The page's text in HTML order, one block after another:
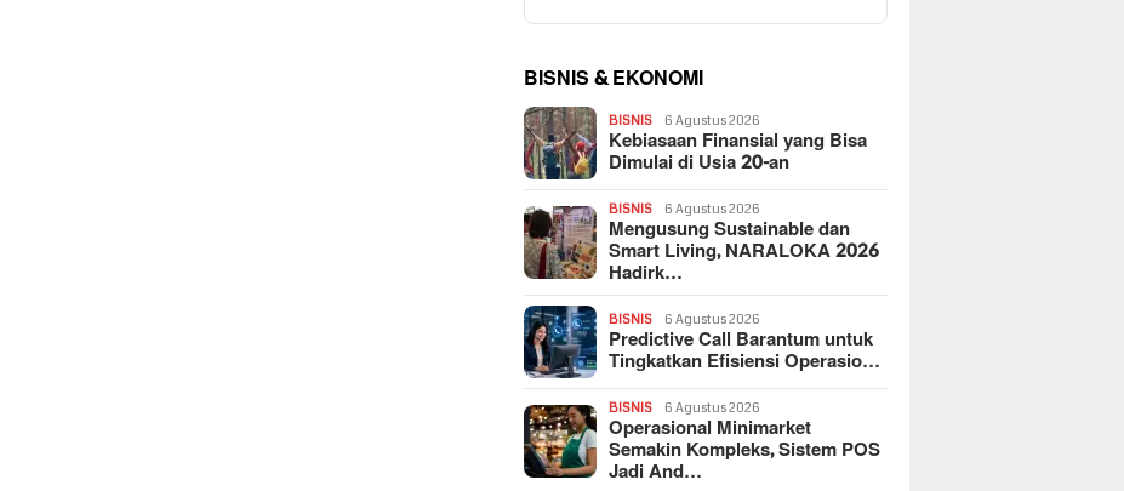
BISNIS & EKONOMI
BISNIS 6 Agustus 2026
Kebiasaan Finansial yang Bisa
Dimulai di Usia 20-an
BISNIS 6 Agustus 2026
Mengusung Sustainable dan
Smart Living, NARALOKA 2026
Hadirk…
BISNIS 6 Agustus 2026
Predictive Call Barantum untuk
Tingkatkan Efisiensi Operasio…
BISNIS 6 Agustus 2026
Operasional Minimarket
Semakin Kompleks, Sistem POS
Jadi And…